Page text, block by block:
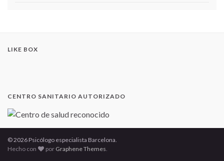
LIKE BOX
CENTRO SANITARIO AUTORIZADO
© 2026 Psicólogo especialista Barcelona.
Hecho con
por Graphene Themes